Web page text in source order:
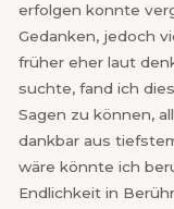
erfolgen konnte
Gedanken, jedoch
früher eher laut
suchte, fand ich
Sagen zu können,
dankbar aus
wäre könnte ich
Endlichkeit in